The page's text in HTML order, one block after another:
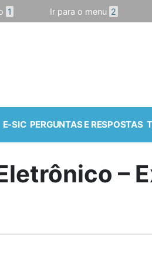
1 Ir para o menu 2
E-SIC PERGUNTAS E RESPOSTAS
–